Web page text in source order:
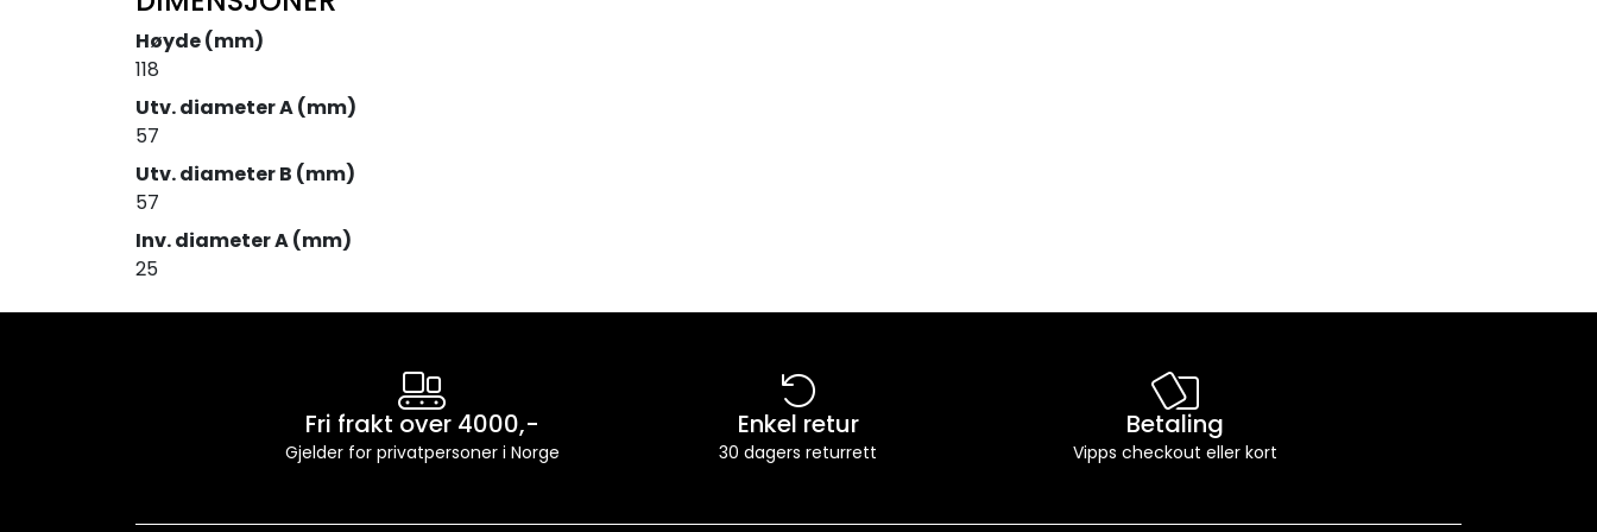
Høyde (mm)
118
Utv. diameter A (mm)
57
Utv. diameter B (mm)
57
Inv. diameter A (mm)
25
Fri frakt over 4000,-
Gjelder for privatpersoner i Norge
Enkel retur
30 dagers returrett
Betaling
Vipps checkout eller kort